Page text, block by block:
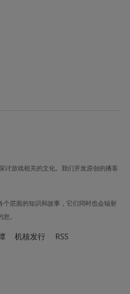
讨游戏相关的文化。我们开发原创的播客
层面的知识和故事，它们同时也会辐射
。
机核发行 RSS